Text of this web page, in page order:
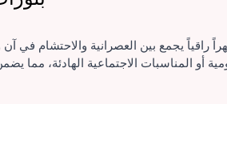
يجمع بين العصرانية والاحتشام في
أو المناسبات الاجتماعية الهادئة،